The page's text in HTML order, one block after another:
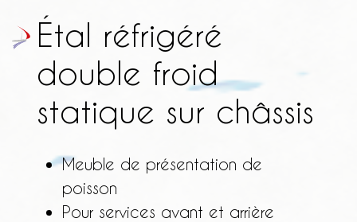
Étal réfrigéré
double froid
statique sur châssis
Meuble de présentation de
poisson
Pour services avant et arrière